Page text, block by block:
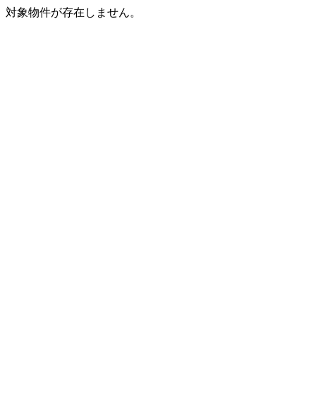
対象物件が存在しません。